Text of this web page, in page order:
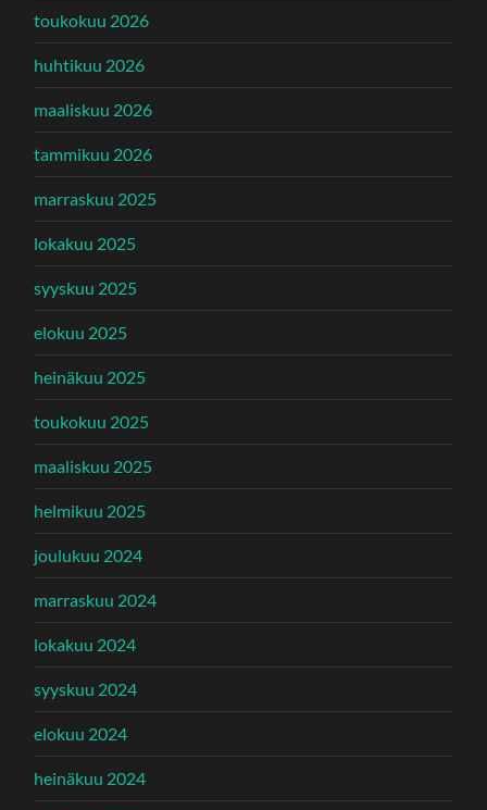
toukokuu 2026
huhtikuu 2026
maaliskuu 2026
tammikuu 2026
marraskuu 2025
lokakuu 2025
syyskuu 2025
elokuu 2025
heinäkuu 2025
toukokuu 2025
maaliskuu 2025
helmikuu 2025
joulukuu 2024
marraskuu 2024
lokakuu 2024
syyskuu 2024
elokuu 2024
heinäkuu 2024